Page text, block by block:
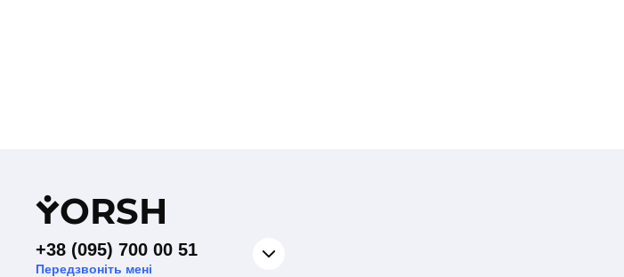
YORSH
+38 (095) 700 00 51
Передзвоніть мені